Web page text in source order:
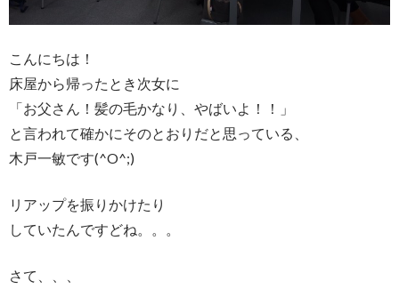
こんにちは！
床屋から帰ったとき次女に
「お父さん！髪の毛かなり、やばいよ！！」
と言われて確かにそのとおりだと思っている、
木戸一敏です(^O^;)
リアップを振りかけたり
していたんですどね。。。
さて、、、